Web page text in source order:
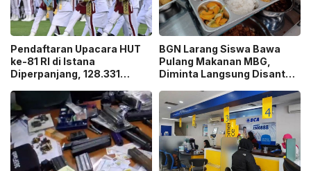
Pendaftaran Upacara HUT
ke-81 RI di Istana
Diperpanjang, 128.331
Ticket”
BGN Larang Siswa Bawa
Pulang Makanan MBG,
Diminta Langsung Disantap